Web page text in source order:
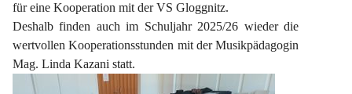
für eine Kooperation mit der VS Gloggnitz.
Deshalb finden auch im Schuljahr 2025/26 wieder die
wertvollen Kooperationsstunden mit der Musikpädagogin
Mag. Linda Kazani statt.